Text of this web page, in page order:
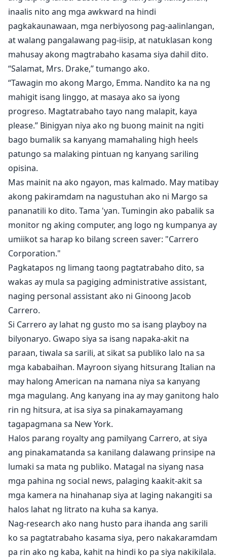
inaalis nito ang mga awkward na hindi
pagkakaunawaan, mga nerbiyosong pag-aalinlangan,
at walang pangalawang pag-iisip, at natuklasan kong
mahusay akong magtrabaho kasama siya dahil dito.
“Salamat, Mrs. Drake,” tumango ako.
“Tawagin mo akong Margo, Emma. Nandito ka na ng
mahigit isang linggo, at masaya ako sa iyong
progreso. Magtatrabaho tayo nang malapit, kaya
please.” Binigyan niya ako ng buong mainit na ngiti
bago bumalik sa kanyang mamahaling high heels
patungo sa malaking pintuan ng kanyang sariling
opisina.
Mas mainit na ako ngayon, mas kalmado. May matibay
akong pakiramdam na nagustuhan ako ni Margo sa
pananatili ko dito. Tama 'yan. Tumingin ako pabalik sa
monitor ng aking computer, ang logo ng kumpanya ay
umiikot sa harap ko bilang screen saver: "Carrero
Corporation."
Pagkatapos ng limang taong pagtatrabaho dito, sa
wakas ay mula sa pagiging administrative assistant,
naging personal assistant ako ni Ginoong Jacob
Carrero.
Si Carrero ay lahat ng gusto mo sa isang playboy na
bilyonaryo. Gwapo siya sa isang napaka-akit na
paraan, tiwala sa sarili, at sikat sa publiko lalo na sa
mga kababaihan. Mayroon siyang hitsurang Italian na
may halong American na namana niya sa kanyang
mga magulang. Ang kanyang ina ay may ganitong halo
rin ng hitsura, at isa siya sa pinakamayamang
tagapagmana sa New York.
Halos parang royalty ang pamilyang Carrero, at siya
ang pinakamatanda sa kanilang dalawang prinsipe na
lumaki sa mata ng publiko. Matagal na siyang nasa
mga pahina ng social news, palaging kaakit-akit sa
mga kamera na hinahanap siya at laging nakangiti sa
halos lahat ng litrato na kuha sa kanya.
Nag-research ako nang husto para ihanda ang sarili
ko sa pagtatrabaho kasama siya, pero nakakaramdam
pa rin ako ng kaba, kahit na hindi ko pa siya nakikilala.